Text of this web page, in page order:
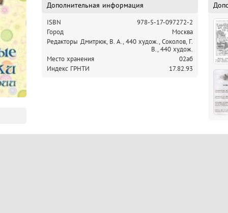
Для младшего школьного возраста.
Дополнительная информация
ISBN
978-5-17-097272-2
Город
Москва
Редакторы Дмитрюк, В. А., 440 худож., Соколов, Г.
В., 440 худож.
Место хранения
02аб
Индекс ГРНТИ
17.82.93